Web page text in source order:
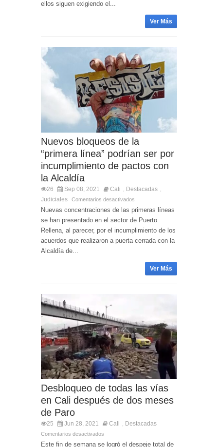
ellos siguen exigiendo el...
Ver Más
Nuevos bloqueos de la
“primera línea” podrían ser por
incumplimiento de pactos con
la Alcaldía
26 Sep 08, 2021 Cali Destacadas
Judiciales Comentarios desactivados
Nuevas concentraciones de las primeras líneas
se han presentado en el sector de Puerto
Rellena, al parecer, por el incumplimiento de los
acuerdos que realizaron a puerta cerrada con la
Alcaldía de...
Ver Más
Desbloqueo de todas las vías
en Cali después de dos meses
de Paro
25 Jun 28, 2021 Cali Destacadas
Comentarios desactivados
Este fin de semana se logró el despeje total de